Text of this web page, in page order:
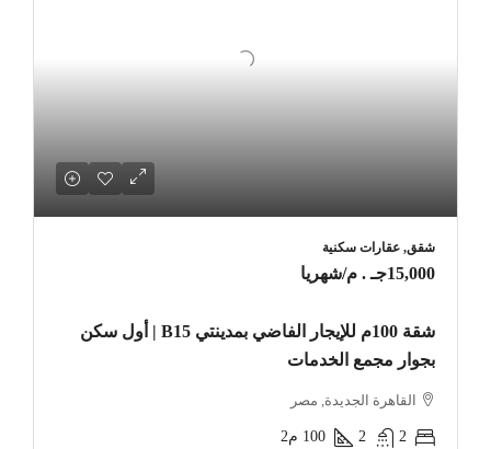
شقق, عقارات سكنية
15,000جـ . م /شهريا
شقة 100م للإيجار الفاضي بمدينتي B15 | أول سكن
بجوار مجمع الخدمات
القاهرة الجديدة, مصر
2
2
100 م2